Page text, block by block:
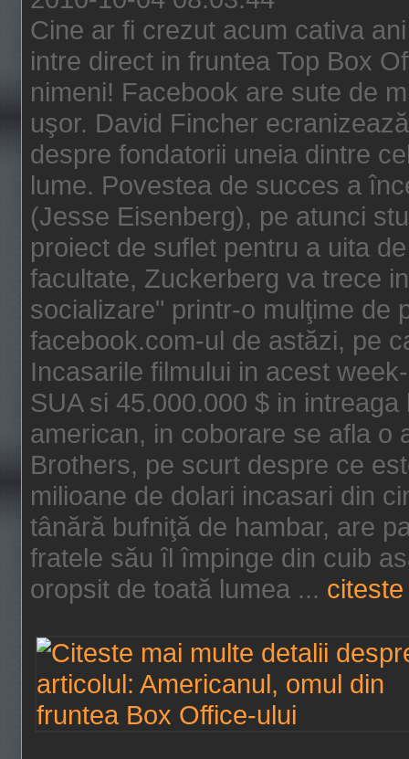
Cine ar fi crezut acum cativa
intre direct in fruntea Top Box
nimeni! Facebook are sute de
uşor. David Fincher
despre fondatorii uneia dintre
lume. Povestea de succes a
(Jesse Eisenberg), pe atunci
proiect de suflet pentru a uita
facultate, Zuckerberg va trece
socializare" printr-o mulţime de
facebook.com-ul de astăzi, pe
Incasarile filmului in acest
SUA si 45.000.000 $ in
american, in coborare se afla o
Brothers, pe scurt despre ce
milioane de dolari incasari din
tânără bufniţă de hambar, are
fratele său îl împinge din cuib
oropsit de toată lumea ...